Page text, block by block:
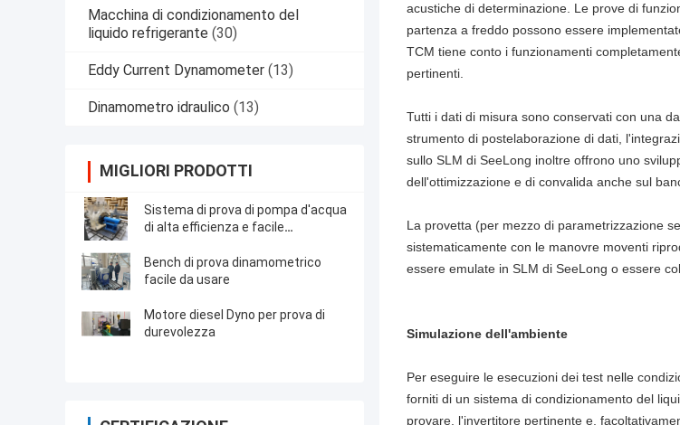
Macchina di condizionamento del
liquido refrigerante (30)
Eddy Current Dynamometer (13)
Dinamometro idraulico (13)
MIGLIORI PRODOTTI
Sistema di prova di pompa d'acqua
di alta efficienza e facile
Bench di prova dinamometrico
facile da usare
Motore diesel Dyno per prova di
durevolezza
acustiche di determinazione. Le prove di
partenza a freddo possono essere
TCM tiene conto i funzionamenti
pertinenti.
Tutti i dati di misura sono conservati con una
strumento di postelaborazione di dati,
sullo SLM di SeeLong inoltre offrono uno
dell'ottimizzazione e di convalida anche sul
La provetta (per mezzo di parametrizzazione
sistematicamente con le manovre moventi
essere emulate in SLM di SeeLong o essere
Simulazione dell'ambiente
Per eseguire le esecuzioni dei test nelle
forniti di un sistema di condizionamento del
provare, l'invertitore pertinente e,